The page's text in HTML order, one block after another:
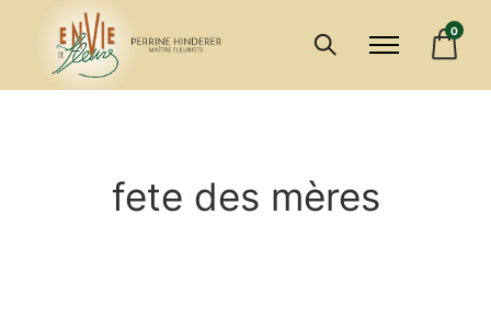
0
fete des mères